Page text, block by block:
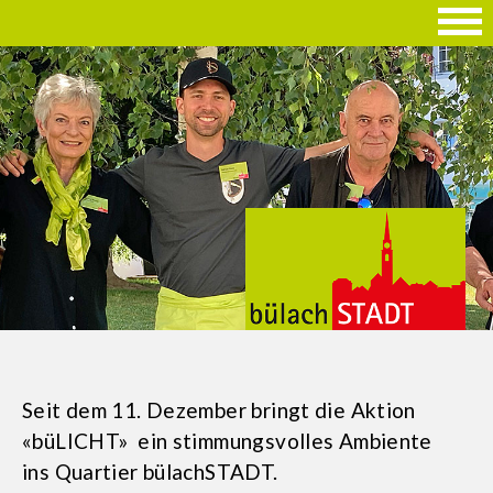
Seit dem 11. Dezember bringt die Aktion
«büLICHT» ein stimmungsvolles Ambiente
ins Quartier bülachSTADT.